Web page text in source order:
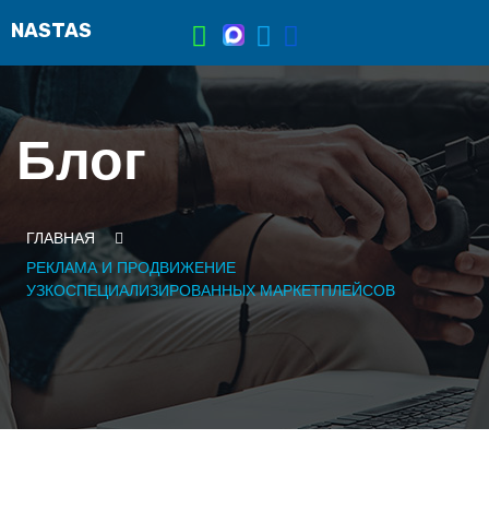
Блог
ГЛАВНАЯ
РЕКЛАМА И ПРОДВИЖЕНИЕ
УЗКОСПЕЦИАЛИЗИРОВАННЫХ МАРКЕТПЛЕЙСОВ